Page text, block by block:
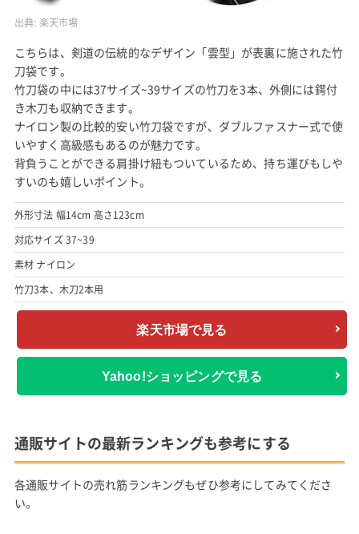
出典: 楽天市場
こちらは、剣道の伝統的なデザイン「雲型」が表裏に施された竹
刀袋です。
竹刀袋の中には37サイズ~39サイズの竹刀を3本、外側には鍔付
き木刀も収納できます。
ナイロン製の比較的安い竹刀袋ですが、ダブルファスナー式で使
いやすく高級感もあるのが魅力です。
背負うことができる肩掛け紐もついているため、持ち運びもしや
すいのも嬉しいポイント。
外形寸法 幅14cm 高さ123cm
対応サイズ 37~39
素材 ナイロン
竹刀3本、木刀2本用
楽天市場で見る
Yahoo!ショッピングで見る
通販サイトの最新ランキングも参考にする
各通販サイトの売れ筋ランキングもぜひ参考にしてみてくださ
い。